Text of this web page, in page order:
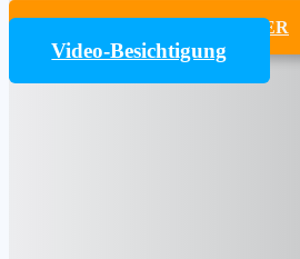
UMZUGSKOSTENRECHNER
Video-Besichtigung